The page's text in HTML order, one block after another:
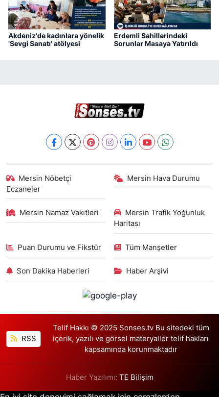
Akdeniz'de kadınlara yönelik
'Sevgi Sanatı' atölyesi
Erdemli Sahillerindeki
Sorunlar Masaya Yatırıldı
Mersin Nöbetçi
Eczaneler
Mersin Hava Durumu
Mersin Namaz Vakitleri
Mersin Trafik Yoğunluk
Haritası
Puan Durumu ve Fikstür Tüm Manşetler
Son Dakika Haberleri Haber Arşivi
RSS
Telif Hakkı © 2025 Sonses.tv Bu sitedeki tüm
içerik, yazılı ve görsel materyaller telif hakları
kapsamında korunmaktadır
Haber Yazılımı: TE Bilişim